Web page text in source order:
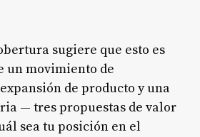
sugiere que esto es
un movimiento de
de producto y una
— tres propuestas de valor
sea tu posición en el